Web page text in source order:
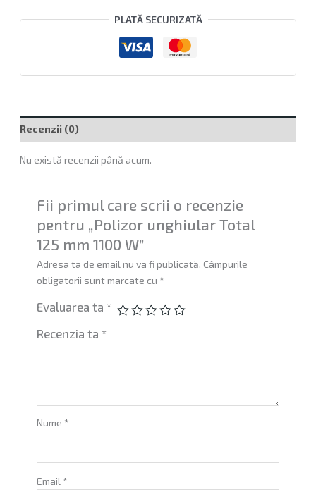
Alternative: PLATĂ SECURIZATĂ
Recenzii (0)
Nu există recenzii până acum.
Fii primul care scrii o recenzie
pentru „Polizor unghiular Total
125 mm 1100 W”
Adresa ta de email nu va fi publicată. Câmpurile
obligatorii sunt marcate cu *
Evaluarea ta *
Recenzia ta *
Nume *
Email *